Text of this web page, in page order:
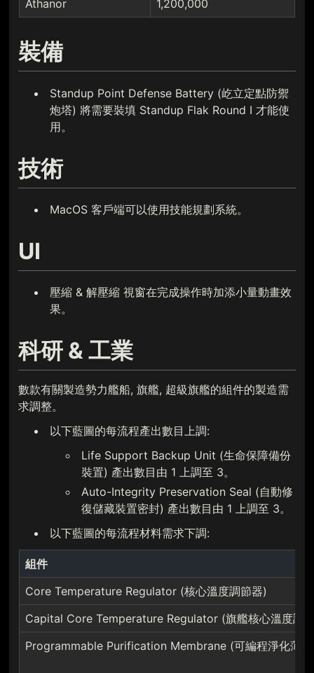
Athanor
1,200,000
裝備
Standup Point Defense Battery (屹立定點防禦
炮塔) 將需要裝填 Standup Flak Round I 才能使
用。
技術
MacOS 客戶端可以使用技能規劃系統。
UI
壓縮 & 解壓縮 視窗在完成操作時加添小量動畫效
果。
科研 & 工業
數款有關製造勢力艦船, 旗艦, 超級旗艦的組件的製造需
求調整。
以下藍圖的每流程產出數目上調:
Life Support Backup Unit (生命保障備份
裝置) 產出數目由 1 上調至 3。
Auto-Integrity Preservation Seal (自動修
復儲藏裝置密封) 產出數目由 1 上調至 3。
以下藍圖的每流程材料需求下調:
組件
Core Temperature Regulator (核心溫度調節器)
Capital Core Temperature Regulator (旗艦核心溫度調
Programmable Purification Membrane (可編程淨化薄